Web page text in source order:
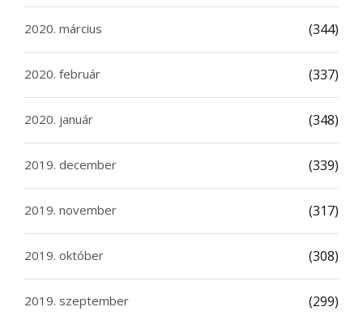
2020. március (344)
2020. február (337)
2020. január (348)
2019. december (339)
2019. november (317)
2019. október (308)
2019. szeptember (299)